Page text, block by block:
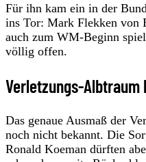
Für ihn kam ein in der
ins Tor: Mark Flekken von
auch zum WM-Beginn
völlig offen.
Verletzungs-
Das genaue Ausmaß der
noch nicht bekannt. Die
Ronald Koeman dürften